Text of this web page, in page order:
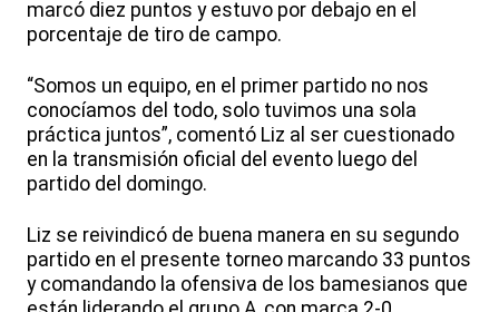
marcó diez puntos y estuvo por debajo en el
porcentaje de tiro de campo.
“Somos un equipo, en el primer partido no nos
conocíamos del todo, solo tuvimos una sola
práctica juntos”, comentó Liz al ser cuestionado
en la transmisión oficial del evento luego del
partido del domingo.
Liz se reivindicó de buena manera en su segundo
partido en el presente torneo marcando 33 puntos
y comandando la ofensiva de los bamesianos que